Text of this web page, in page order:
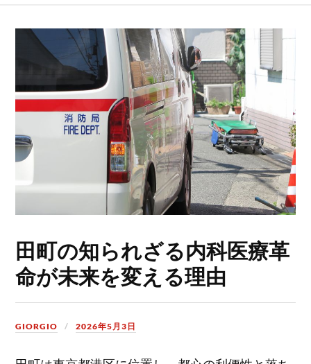
田町の知られざる内科医療革
命が未来を変える理由
GIORGIO 2026年5月3日